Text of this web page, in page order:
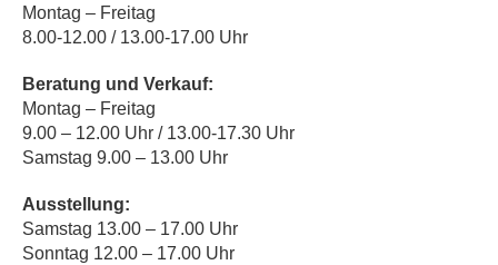
Montag – Freitag
8.00-12.00 / 13.00-17.00 Uhr
Beratung und Verkauf:
Montag – Freitag
9.00 – 12.00 Uhr / 13.00-17.30 Uhr
Samstag 9.00 – 13.00 Uhr
Ausstellung:
Samstag 13.00 – 17.00 Uhr
Sonntag 12.00 – 17.00 Uhr